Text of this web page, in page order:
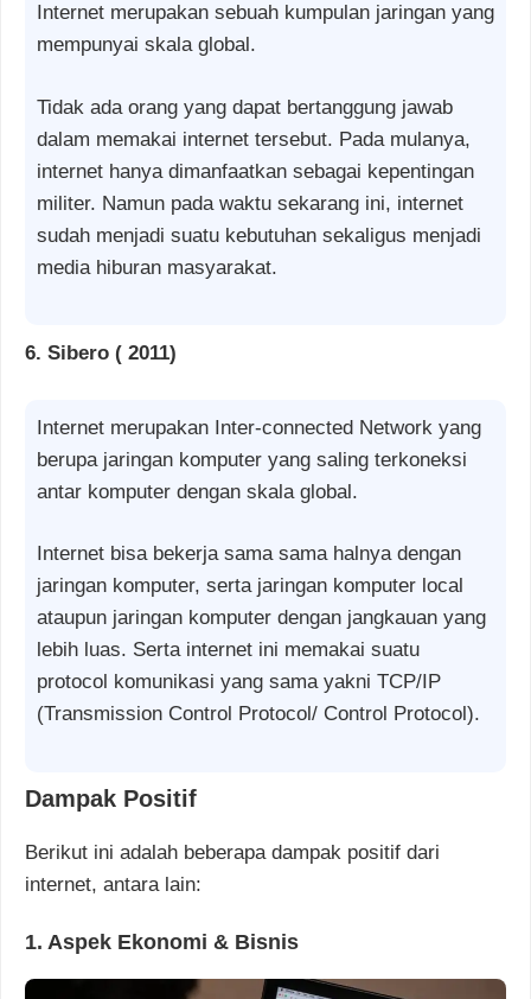
Internet merupakan sebuah kumpulan jaringan yang
mempunyai skala global.
Tidak ada orang yang dapat bertanggung jawab
dalam memakai internet tersebut. Pada mulanya,
internet hanya dimanfaatkan sebagai kepentingan
militer. Namun pada waktu sekarang ini, internet
sudah menjadi suatu kebutuhan sekaligus menjadi
media hiburan masyarakat.
6. Sibero ( 2011)
Internet merupakan Inter-connected Network yang
berupa jaringan komputer yang saling terkoneksi
antar komputer dengan skala global.
Internet bisa bekerja sama sama halnya dengan
jaringan komputer, serta jaringan komputer local
ataupun jaringan komputer dengan jangkauan yang
lebih luas. Serta internet ini memakai suatu
protocol komunikasi yang sama yakni TCP/IP
(Transmission Control Protocol/ Control Protocol).
Dampak Positif
Berikut ini adalah beberapa dampak positif dari
internet, antara lain:
1. Aspek Ekonomi & Bisnis